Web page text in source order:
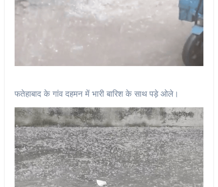
फतेहाबाद के गांव दहमन में भारी बारिश के साथ पड़े ओले।